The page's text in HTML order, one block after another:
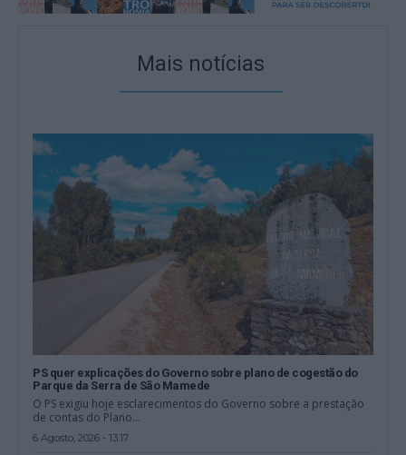
Mais notícias
PS quer explicações do Governo sobre plano de cogestão do
Parque da Serra de São Mamede
O PS exigiu hoje esclarecimentos do Governo sobre a prestação
de contas do Plano...
6 Agosto, 2026 - 13:17